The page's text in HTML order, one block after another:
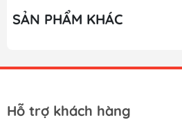
SẢN PHẨM KHÁC
Hỗ trợ khách hàng